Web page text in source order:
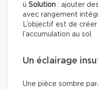
ü Solution : ajouter
avec rangement
L’objectif est de
l’accumulation au sol.
Un éclairage
Une pièce sombre